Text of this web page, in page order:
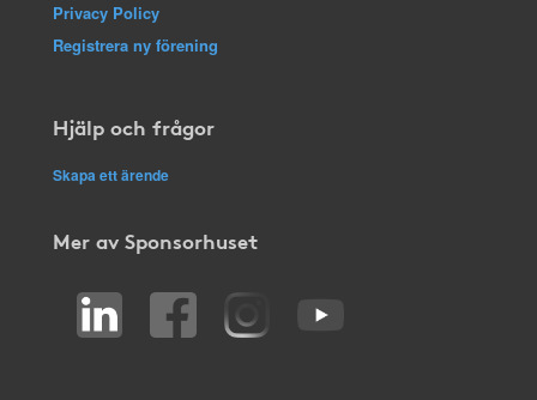
Privacy Policy
Registrera ny förening
Hjälp och frågor
Skapa ett ärende
Mer av Sponsorhuset